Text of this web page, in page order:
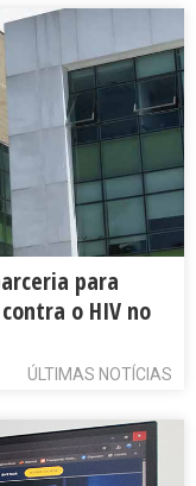
para
o HIV no
ÚLTIMAS NOTÍCIAS